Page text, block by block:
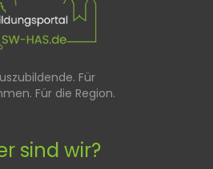
Für
Für die Region.
sind wir?